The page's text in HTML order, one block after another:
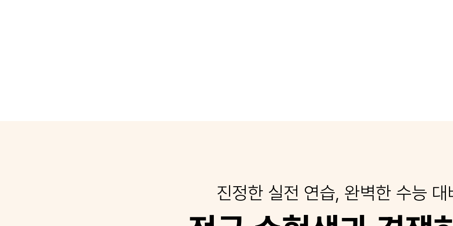
진정한 실전 연습, 완벽한 수능 대